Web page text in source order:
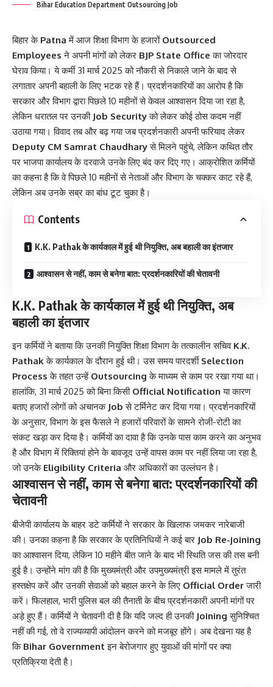
Bihar Education Department Outsourcing Job
बिहार के Patna में आज शिक्षा विभाग के हजारों Outsourced
Employees ने अपनी मांगों को लेकर BJP State Office का जोरदार
घेराव किया। ये कर्मी 31 मार्च 2025 को नौकरी से निकाले जाने के बाद से
लगातार अपनी बहाली के लिए भटक रहे हैं। प्रदर्शनकारियों का आरोप है कि
सरकार और विभाग द्वारा पिछले 10 महीनों से केवल आश्वासन दिया जा रहा है,
लेकिन धरातल पर उनकी Job Securityको लेकर कोई ठोस कदम नहीं
उठाया गया। विवाद तब और बढ़ गया जब प्रदर्शनकारी अपनी फरियाद लेकर
Deputy CM Samrat Chaudharyसे मिलने पहुंचे, लेकिन कथित तौर
पर भाजपा कार्यालय के दरवाजे उनके लिए बंद कर दिए गए। आक्रोशित कर्मियों
का कहना है कि वे पिछले 10 महीनों से नेताओं और विभाग के चक्कर काट रहे हैं,
लेकिन अब उनके सब्र का बांध टूट चुका है।
Contents
K.K. Pathak के कार्यकाल में हुई थी नियुक्ति, अब बहाली का इंतजार
आश्वासन से नहीं, काम से बनेगा बात: प्रदर्शनकारियों की चेतावनी
K.K. Pathak के कार्यकाल में हुई थी नियुक्ति, अब
बहाली का इंतजार
इन कर्मियों ने बताया कि उनकी नियुक्ति शिक्षा विभाग के तत्कालीन सचिव K.K.
Pathakके कार्यकाल के दौरान हुई थी। उस समय पारदर्शी Selection
Process के तहत उन्हें Outsourcing के माध्यम से काम पर रखा गया था।
हालांकि, 31 मार्च 2025 को बिना किसी Official Notification या कारण
बताए हजारों लोगों को अचानक Job से टर्मिनेट कर दिया गया। प्रदर्शनकारियों
के अनुसार, विभाग के इस फैसले ने हजारों परिवारों के सामने रोजी-रोटी का
संकट खड़ा कर दिया है। कर्मियों का दावा है कि उनके पास काम करने का अनुभव
है और विभाग में रिक्तियां होने के बावजूद उन्हें वापस काम पर नहीं लिया जा रहा है,
जो उनके Eligibility Criteria और अधिकारों का उल्लंघन है।
आश्वासन से नहीं, काम से बनेगा बात: प्रदर्शनकारियों की
चेतावनी
बीजेपी कार्यालय के बाहर डटे कर्मियों ने सरकार के खिलाफ जमकर नारेबाजी
की। उनका कहना है कि सरकार के प्रतिनिधियों ने कई बार Job Re-joining
का आश्वासन दिया, लेकिन 10 महीने बीत जाने के बाद भी स्थिति जस की तस बनी
हुई है। उन्होंने मांग की है कि मुख्यमंत्री और उपमुख्यमंत्री इस मामले में तुरंत
हस्तक्षेप करें और उनकी सेवाओं को बहाल करने के लिए Official Orderजारी
करें। फिलहाल, भारी पुलिस बल की तैनाती के बीच प्रदर्शनकारी अपनी मांगों पर
अड़े हुए हैं। कर्मियों ने चेतावनी दी है कि यदि जल्द ही उनकी Joining सुनिश्चित
नहीं की गई, तो वे राज्यव्यापी आंदोलन करने को मजबूर होंगे। अब देखना यह है
कि Bihar Government इन बेरोजगार हुए युवाओं की मांगों पर क्या
प्रतिक्रिया देती है।